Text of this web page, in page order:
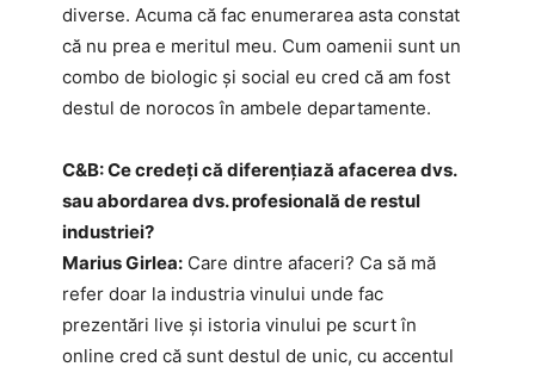
diverse. Acuma că fac enumerarea asta constat
că nu prea e meritul meu. Cum oamenii sunt un
combo de biologic și social eu cred că am fost
destul de norocos în ambele departamente.
C&B: Ce credeți că diferențiază afacerea dvs.
sau abordarea dvs. profesională de restul
industriei?
Marius Girlea: Care dintre afaceri? Ca să mă
refer doar la industria vinului unde fac
prezentări live și istoria vinului pe scurt în
online cred că sunt destul de unic, cu accentul